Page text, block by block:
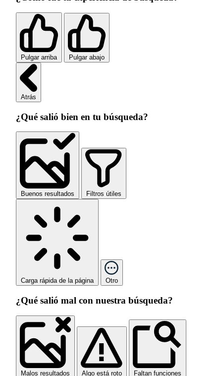
Pulgar arriba Pulgar abajo
Atrás
¿Qué salió bien en tu búsqueda?
Buenos resultados Filtros útiles
Carga rápida de la página Otro
¿Qué salió mal con nuestra búsqueda?
Malos resultados Algo está roto Faltan funciones